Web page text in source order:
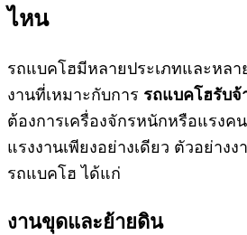
ไหน
รถแบคโฮมีหลายประเภทและหล
งานที่เหมาะกับการ รถแบคโฮรับจ้
ต้องการเครื่องจักรหนักหรือแรงค
แรงงานเพียงอย่างเดียว ตัวอย่าง
รถแบคโฮ ได้แก่
งานขุดและย้ายดิน